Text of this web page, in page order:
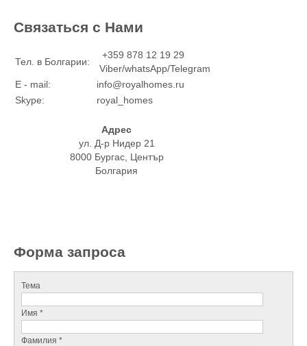
Связаться с Нами
Тел. в Болгарии:
+359 878 12 19 29
Viber/whatsApp/Telegram
E - mail:
info@royalhomes.ru
Skype:
royal_homes
Адрес
ул. Д-р Нидер 21
8000 Бургас, Център
Болгария
Форма запроса
Тема
Имя *
Фамилия *